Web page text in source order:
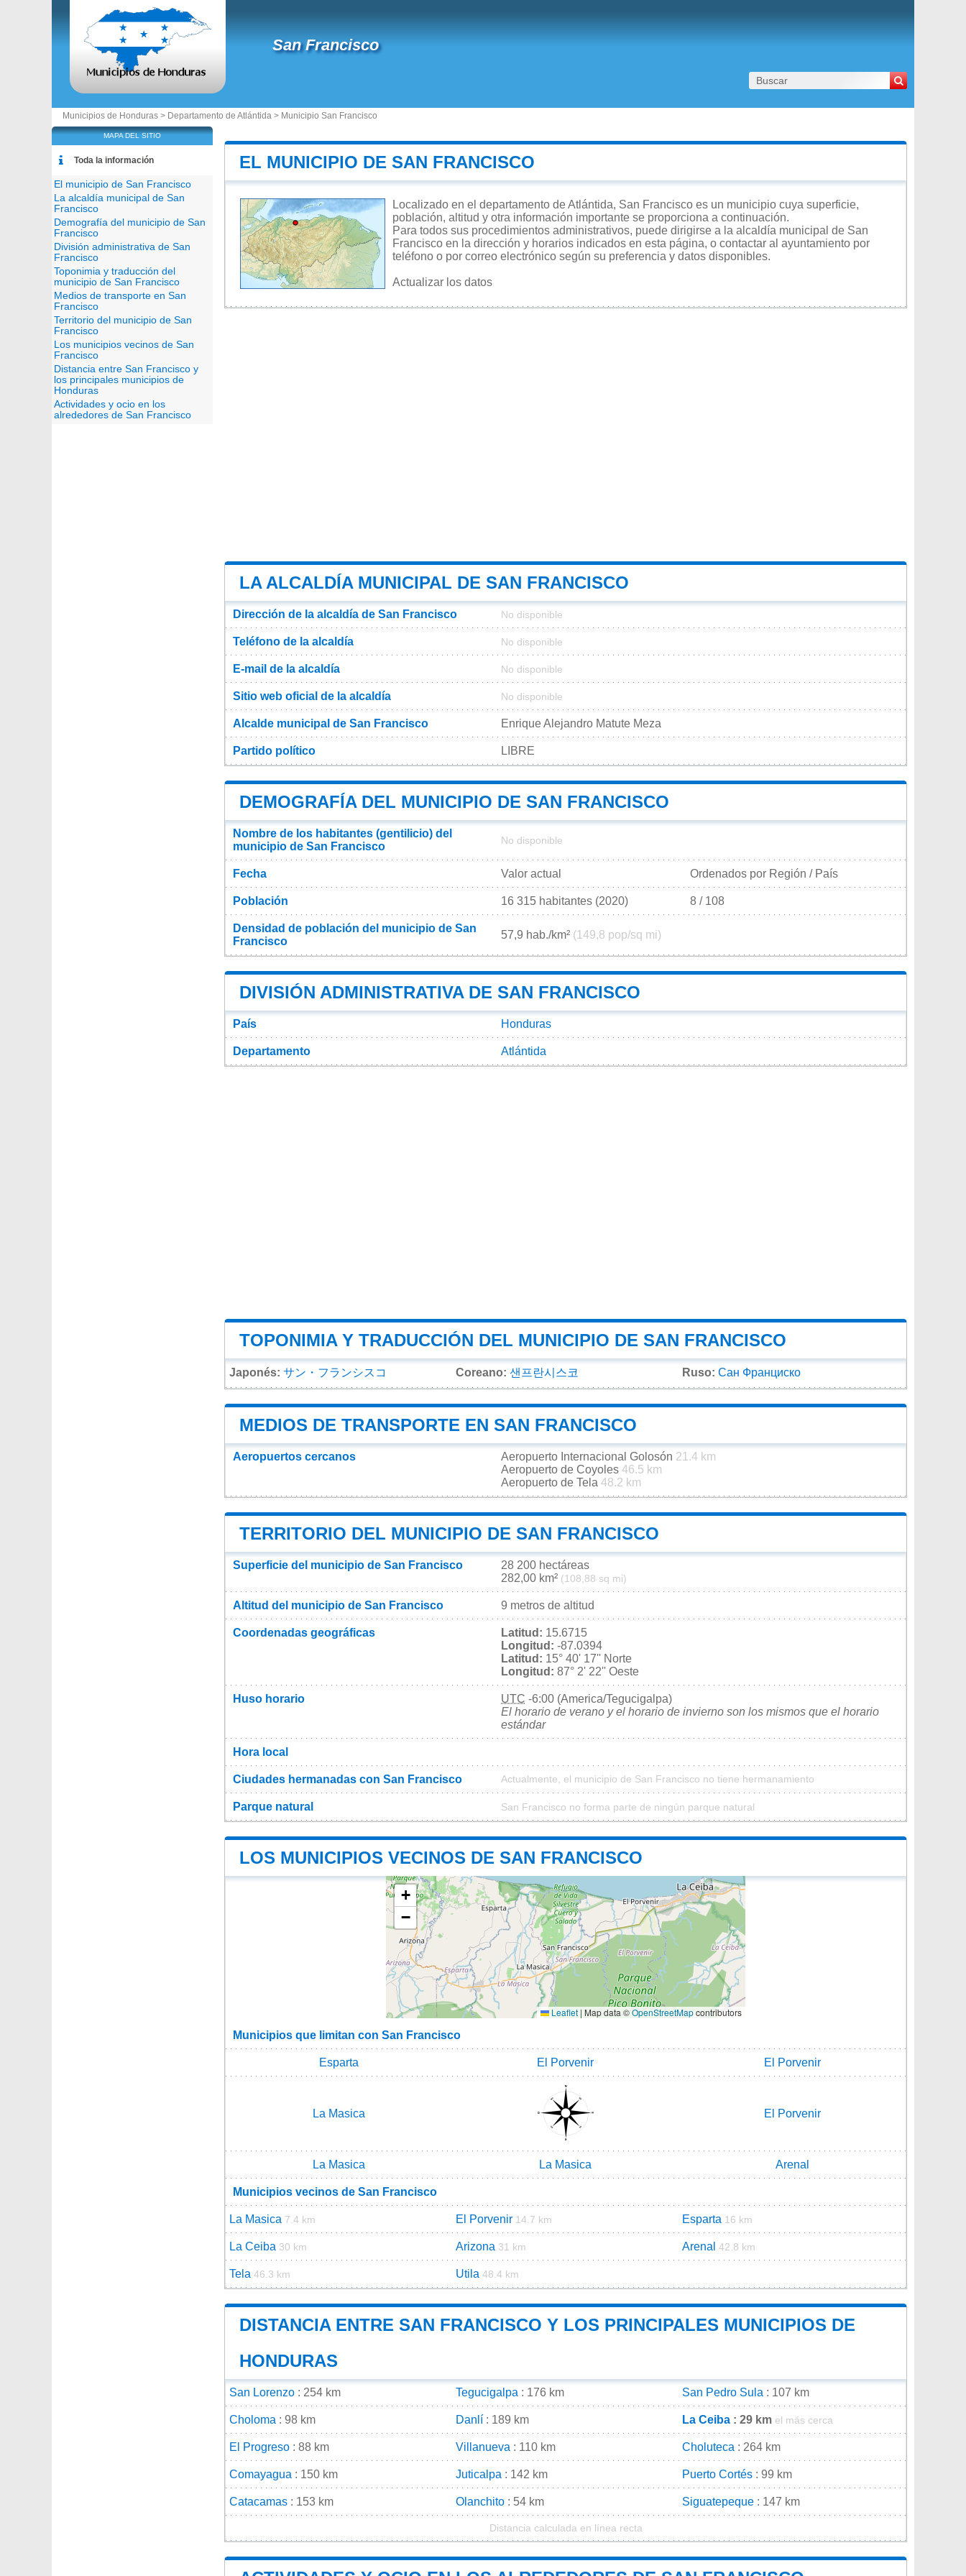
San Francisco
Municipios de Honduras > Departamento de Atlántida > Municipio San Francisco
EL MUNICIPIO DE SAN FRANCISCO
Localizado en el departamento de Atlántida, San Francisco es un municipio cuya superficie,
población, altitud y otra información importante se proporciona a continuación.
Para todos sus procedimientos administrativos, puede dirigirse a la alcaldía municipal de San
Francisco en la dirección y horarios indicados en esta página, o contactar al ayuntamiento por
teléfono o por correo electrónico según su preferencia y datos disponibles.
Actualizar los datos
LA ALCALDÍA MUNICIPAL DE SAN FRANCISCO
Dirección de la alcaldía de San Francisco No disponible
Teléfono de la alcaldía No disponible
E-mail de la alcaldía No disponible
Sitio web oficial de la alcaldía No disponible
Alcalde municipal de San Francisco Enrique Alejandro Matute Meza
Partido político LIBRE
DEMOGRAFÍA DEL MUNICIPIO DE SAN FRANCISCO
Nombre de los habitantes (gentilicio) del
municipio de San Francisco
No disponible
Fecha Valor actual Ordenados por Región / País
Población 16 315 habitantes (2020) 8 / 108
Densidad de población del municipio de San
Francisco
57,9 hab./km² (149,8 pop/sq mi)
DIVISIÓN ADMINISTRATIVA DE SAN FRANCISCO
País Honduras
Departamento Atlántida
TOPONIMIA Y TRADUCCIÓN DEL MUNICIPIO DE SAN FRANCISCO
Japonés: サン・フランシスコ Coreano: 샌프란시스코 Ruso: Сан Франциско
MEDIOS DE TRANSPORTE EN SAN FRANCISCO
Aeropuertos cercanos Aeropuerto Internacional Golosón 21.4 km
Aeropuerto de Coyoles 46.5 km
Aeropuerto de Tela 48.2 km
TERRITORIO DEL MUNICIPIO DE SAN FRANCISCO
Superficie del municipio de San Francisco
28 200 hectáreas
282,00 km² (108,88 sq mi)
Altitud del municipio de San Francisco 9 metros de altitud
Coordenadas geográficas Latitud: 15.6715
Longitud: -87.0394
Latitud: 15° 40' 17'' Norte
Longitud: 87° 2' 22'' Oeste
Huso horario UTC -6:00 (America/Tegucigalpa)
El horario de verano y el horario de invierno son los mismos que el horario
estándar
Hora local
Ciudades hermanadas con San Francisco Actualmente, el municipio de San Francisco no tiene hermanamiento
Parque natural San Francisco no forma parte de ningún parque natural
LOS MUNICIPIOS VECINOS DE SAN FRANCISCO
+
−
Leaflet | Map data ©OpenStreetMapcontributors
Municipios que limitan con San Francisco
Esparta El Porvenir El Porvenir
La Masica El Porvenir
La Masica La Masica Arenal
Municipios vecinos de San Francisco
La Masica 7.4 km El Porvenir 14.7 km Esparta 16 km
La Ceiba 30 km Arizona 31 km Arenal 42.8 km
Tela 46.3 km Utila 48.4 km
DISTANCIA ENTRE SAN FRANCISCO Y LOS PRINCIPALES MUNICIPIOS DE
HONDURAS
San Lorenzo : 254 km Tegucigalpa : 176 km San Pedro Sula : 107 km
Choloma : 98 km Danlí : 189 km La Ceiba : 29 km el más cerca
El Progreso : 88 km Villanueva : 110 km Choluteca : 264 km
Comayagua : 150 km Juticalpa : 142 km Puerto Cortés : 99 km
Catacamas : 153 km Olanchito : 54 km Siguatepeque : 147 km
Distancia calculada en línea recta
MAPA DEL SITIO
Toda la información
El municipio de San Francisco
La alcaldía municipal de San
Francisco
Demografía del municipio de San
Francisco
División administrativa de San
Francisco
Toponimia y traducción del
municipio de San Francisco
Medios de transporte en San
Francisco
Territorio del municipio de San
Francisco
Los municipios vecinos de San
Francisco
Distancia entre San Francisco y
los principales municipios de
Honduras
Actividades y ocio en los
alrededores de San Francisco